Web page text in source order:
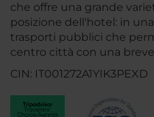
che offre una grande
posizione dell'hotel: in
trasporti pubblici che
centro città con una
CIN: IT001272A1YIK3PEXD